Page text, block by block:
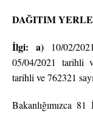
DAĞITIM
İlgi: a) 10/02/
05/04/2021 tarihli
tarihli ve 762321
Bakanlığımızca